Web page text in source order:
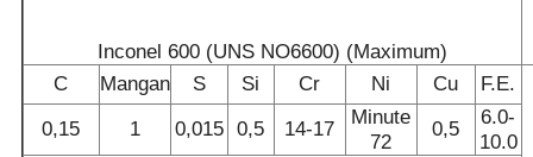
Inconel 600 (UNS NO6600) (Maximum)
C
Mangan S Si Cr Ni Cu
F.E.
0,15
1 0,015 0,5 14-17
Minute
72
0,5
6.0-
10.0